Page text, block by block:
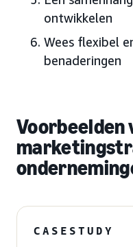
ontwikkelen
Wees flexibel
benaderingen
Voorbeelden
CASESTUDY